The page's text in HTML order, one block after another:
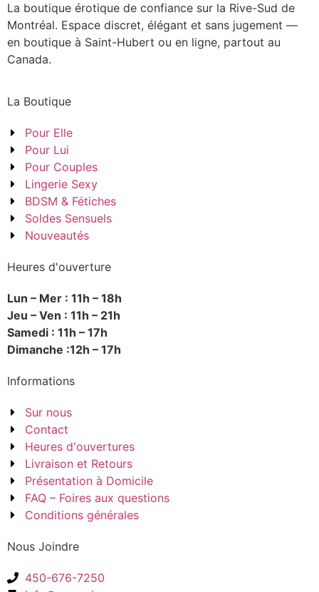
La boutique érotique de confiance sur la Rive-Sud de
Montréal. Espace discret, élégant et sans jugement —
en boutique à Saint-Hubert ou en ligne, partout au
Canada.
La Boutique
Pour Elle
Pour Lui
Pour Couples
Lingerie Sexy
BDSM & Fétiches
Soldes Sensuels
Nouveautés
Heures d'ouverture
Lun – Mer : 11h – 18h
Jeu – Ven : 11h – 21h
Samedi : 11h – 17h
Dimanche :12h – 17h
Informations
Sur nous
Contact
Heures d'ouvertures
Livraison et Retours
Présentation à Domicile
FAQ – Foires aux questions
Conditions générales
Nous Joindre
450-676-7250